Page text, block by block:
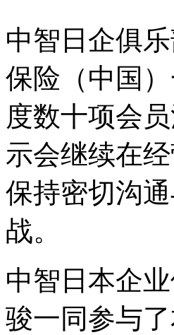
中智日企俱
保险（中国
度数十项会
示会继续在
保持密切沟
战。
中智日本企
骏一同参与了